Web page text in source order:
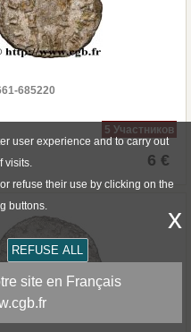
685220
5 Участников
6 €
user experience and to carry out
visits.
refuse their use by clicking on the
buttons.
REFUSE ALL
x
site en Français